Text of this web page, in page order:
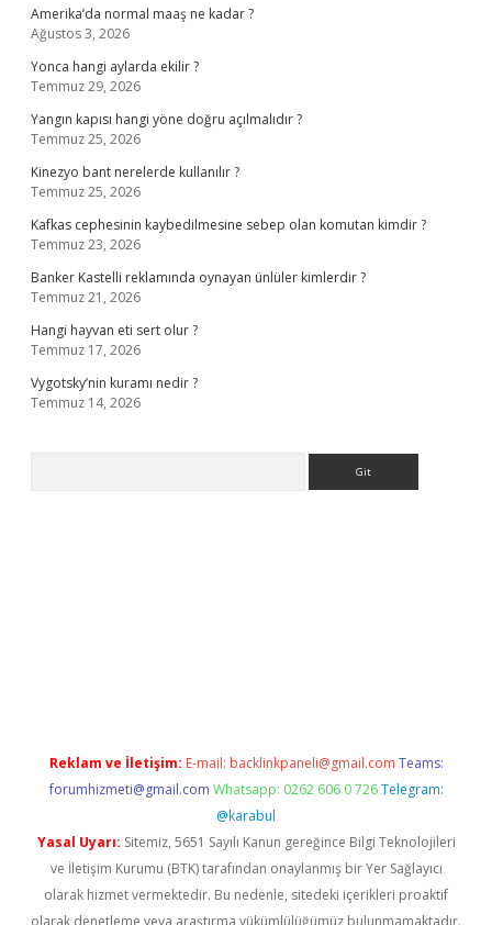
Amerika’da normal maaş ne kadar ?
Ağustos 3, 2026
Yonca hangi aylarda ekilir ?
Temmuz 29, 2026
Yangın kapısı hangi yöne doğru açılmalıdır ?
Temmuz 25, 2026
Kinezyo bant nerelerde kullanılır ?
Temmuz 25, 2026
Kafkas cephesinin kaybedilmesine sebep olan komutan kimdir ?
Temmuz 23, 2026
Banker Kastelli reklamında oynayan ünlüler kimlerdir ?
Temmuz 21, 2026
Hangi hayvan eti sert olur ?
Temmuz 17, 2026
Vygotsky’nin kuramı nedir ?
Temmuz 14, 2026
Reklam ve İletişim: E-mail: backlinkpaneli@gmail.com Teams:
forumhizmeti@gmail.com Whatsapp: 0262 606 0 726 Telegram:
@karabul
Yasal Uyarı: Sitemiz, 5651 Sayılı Kanun gereğince Bilgi Teknolojileri
ve İletişim Kurumu (BTK) tarafından onaylanmış bir Yer Sağlayıcı
olarak hizmet vermektedir. Bu nedenle, sitedeki içerikleri proaktif
olarak denetleme veya araştırma yükümlülüğümüz bulunmamaktadır.